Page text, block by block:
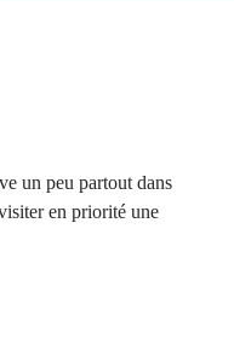
un peu partout dans
en priorité une